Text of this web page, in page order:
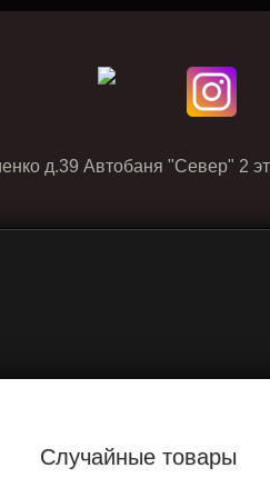
д.39 Автобаня "Север" 2
Случайные товары